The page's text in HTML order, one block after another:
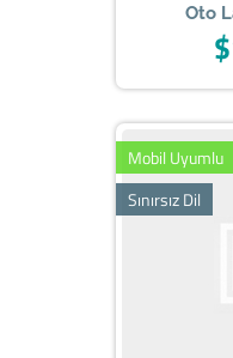
Oto
Mobil Uyumlu
Sınırsız Dil